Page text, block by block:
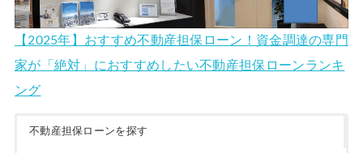
【2025年】おすすめ不動産担保ローン！資金調達の専門
家が「絶対」におすすめしたい不動産担保ローンランキ
ング
不動産担保ローンを探す